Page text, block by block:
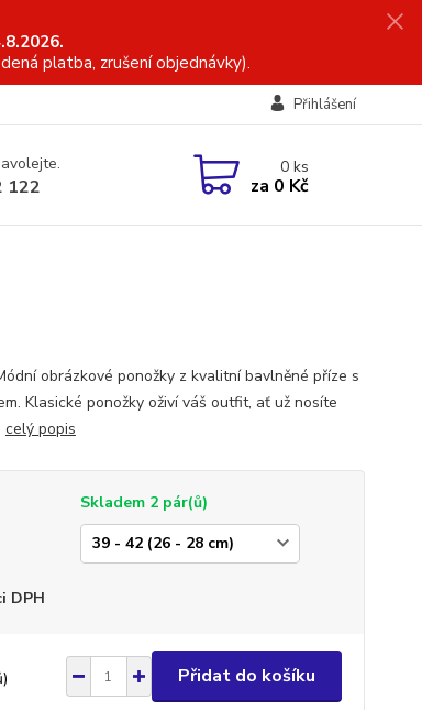
platba, zrušení objednávky).
Přihlášení
122
0ks
za 0 Kč
obrázkové ponožky z kvalitní bavlněné příze s
Klasické ponožky oživí váš outfit, ať už nosíte
celý popis
Skladem 2 pár(ů)
DPH
Přidat do košíku